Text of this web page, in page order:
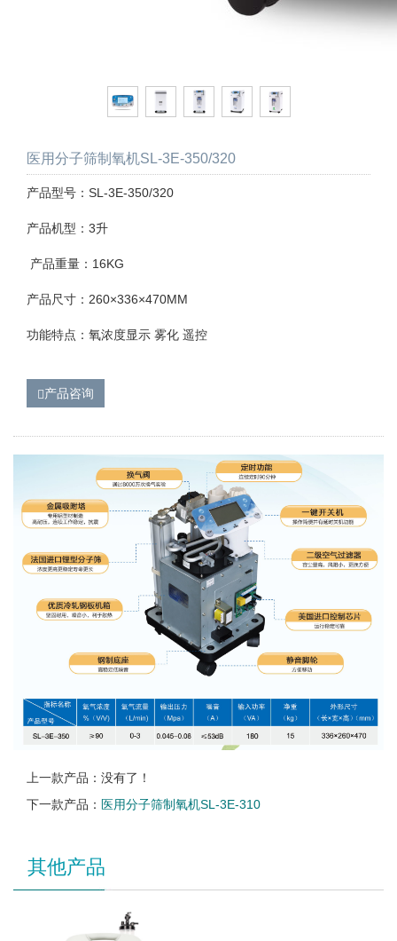
医用分子筛制氧机SL-3E-350/320
产品型号：SL-3E-350/320
产品机型：3升
产品重量：16KG
产品尺寸：260×336×470MM
功能特点：氧浓度显示 雾化 遥控
产品咨询
上一款产品：没有了！
下一款产品： 医用分子筛制氧机SL-3E-310
其他产品